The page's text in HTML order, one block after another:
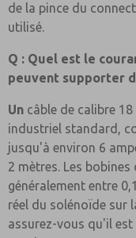
de la pince du
utilisé.
Q : Quel est le
peuvent supporter
Un câble de calibre
industriel standard,
jusqu'à environ 6
2 mètres. Les
généralement entre
réel du solénoïde sur
assurez-vous qu'il